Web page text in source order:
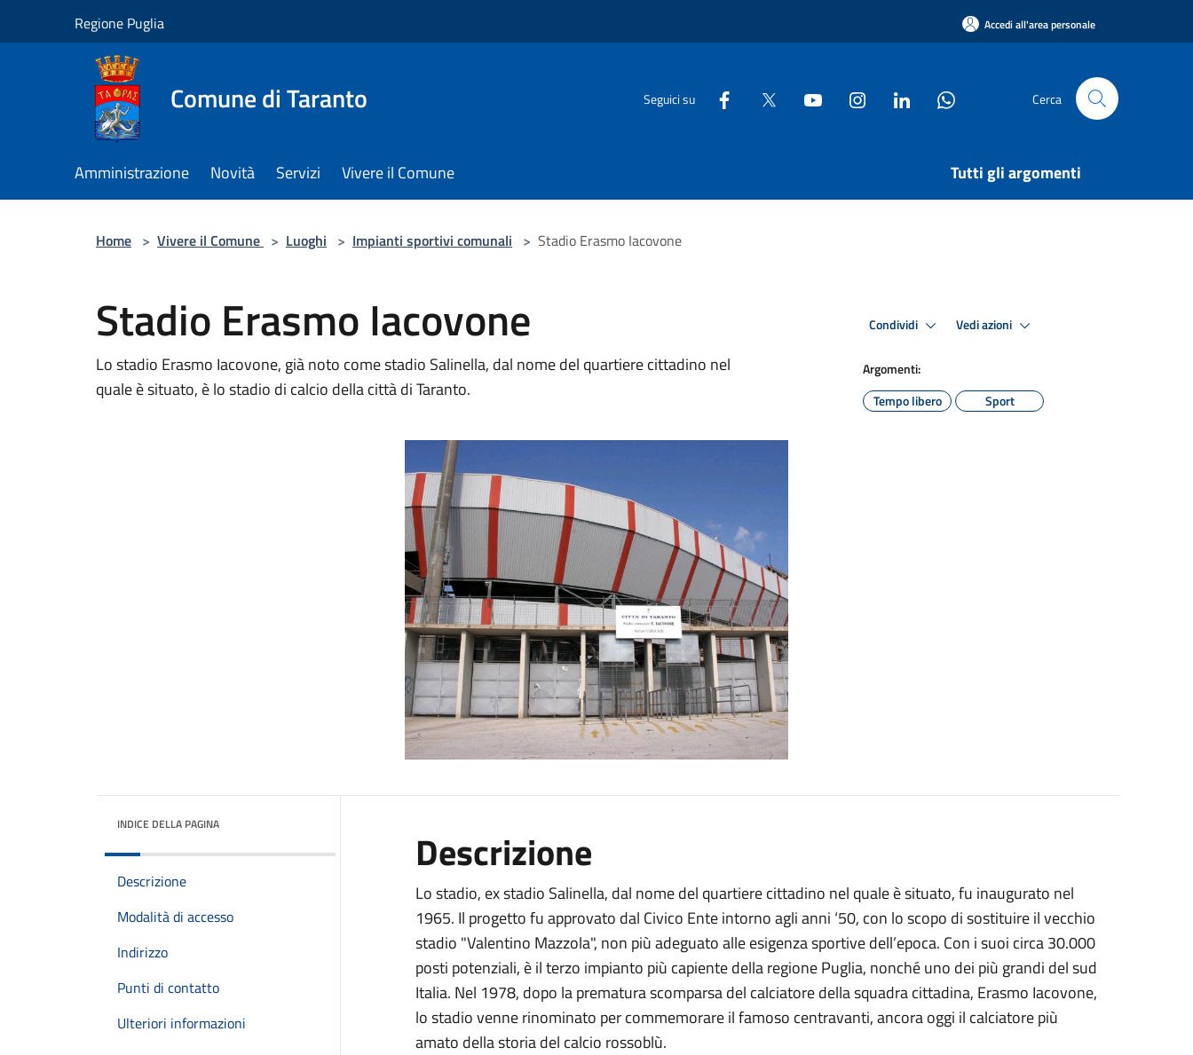
Regione Puglia Accedi all'area personale
Comune di Taranto Seguici su Cerca
Amministrazione Novità Servizi Vivere il Comune Tutti gli argomenti
Home > Vivere il Comune > Luoghi > Impianti sportivi comunali > Stadio Erasmo Iacovone
Stadio Erasmo Iacovone
Lo stadio Erasmo Iacovone, già noto come stadio Salinella, dal nome del quartiere cittadino nel
quale è situato, è lo stadio di calcio della città di Taranto.
Condividi Vedi azioni
Argomenti:
Tempo libero
Sport
INDICE DELLA PAGINA
Descrizione
Modalità di accesso
Indirizzo
Punti di contatto
Ulteriori informazioni
Descrizione
Lo stadio, ex stadio Salinella, dal nome del quartiere cittadino nel quale è situato, fu inaugurato nel
1965. Il progetto fu approvato dal Civico Ente intorno agli anni ‘50, con lo scopo di sostituire il vecchio
stadio "Valentino Mazzola", non più adeguato alle esigenza sportive dell’epoca. Con i suoi circa 30.000
posti potenziali, è il terzo impianto più capiente della regione Puglia, nonché uno dei più grandi del sud
Italia. Nel 1978, dopo la prematura scomparsa del calciatore della squadra cittadina, Erasmo Iacovone,
lo stadio venne rinominato per commemorare il famoso centravanti, ancora oggi il calciatore più
amato della storia del calcio rossoblù.